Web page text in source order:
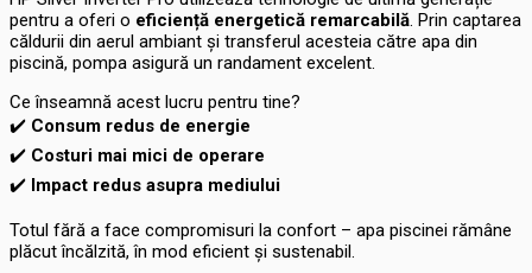
pentru a oferi o eficiență energetică remarcabilă. Prin captarea
căldurii din aerul ambiant și transferul acesteia către apa din
piscină, pompa asigură un randament excelent.
Ce înseamnă acest lucru pentru tine?
✔️ Consum redus de energie
✔️ Costuri mai mici de operare
✔️ Impact redus asupra mediului
Totul fără a face compromisuri la confort – apa piscinei rămâne
plăcut încălzită, în mod eficient și sustenabil.